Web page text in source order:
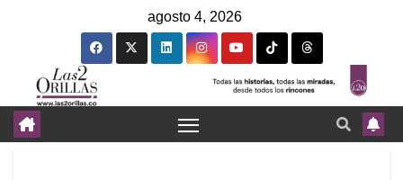
agosto 4, 2026